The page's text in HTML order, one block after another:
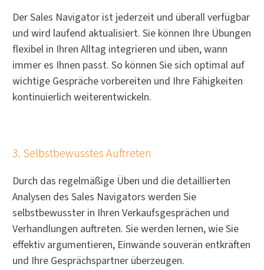
Der Sales Navigator ist jederzeit und überall verfügbar
und wird laufend aktualisiert. Sie können Ihre Übungen
flexibel in Ihren Alltag integrieren und üben, wann
immer es Ihnen passt. So können Sie sich optimal auf
wichtige Gespräche vorbereiten und Ihre Fähigkeiten
kontinuierlich weiterentwickeln.
3. Selbstbewusstes Auftreten
Durch das regelmäßige Üben und die detaillierten
Analysen des Sales Navigators werden Sie
selbstbewusster in Ihren Verkaufsgesprächen und
Verhandlungen auftreten. Sie werden lernen, wie Sie
effektiv argumentieren, Einwände souverän entkräften
und Ihre Gesprächspartner überzeugen.